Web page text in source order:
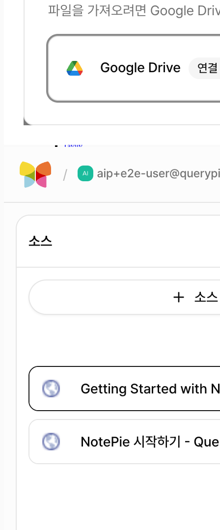
MySQL
MariaDB
IBM Netezza
Supabase
Daum Search
Tavily
Analytics
Tableau Cloud